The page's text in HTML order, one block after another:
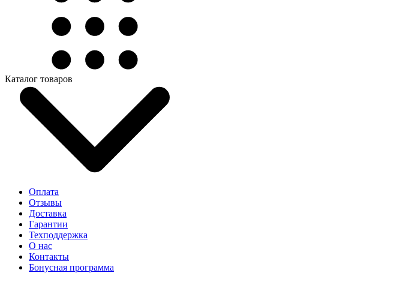
Каталог товаров
Оплата
Отзывы
Доставка
Гарантии
Техподдержка
О нас
Контакты
Бонусная программа